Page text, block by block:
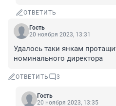
ОТВЕТИТЬ
Гость
20 ноября 2023, 13:31
Удалось таки янкам
номинального директора
ОТВЕТИТЬ 3
Гость
20 ноября 2023, 13:35